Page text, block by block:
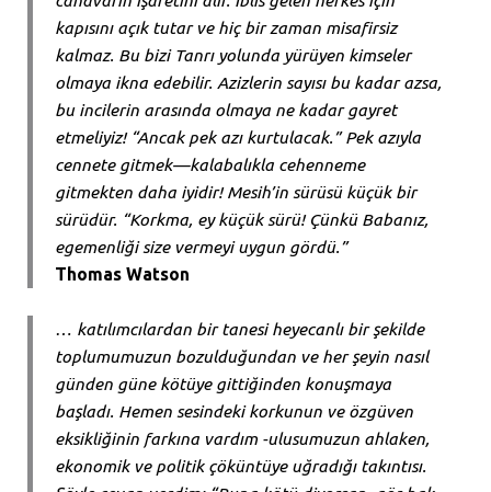
kapısını açık tutar ve hiç bir zaman misafirsiz
kalmaz. Bu bizi Tanrı yolunda yürüyen kimseler
olmaya ikna edebilir. Azizlerin sayısı bu kadar azsa,
bu incilerin arasında olmaya ne kadar gayret
etmeliyiz! “Ancak pek azı kurtulacak.” Pek azıyla
cennete gitmek—kalabalıkla cehenneme
gitmekten daha iyidir! Mesih’in sürüsü küçük bir
sürüdür. “Korkma, ey küçük sürü! Çünkü Babanız,
egemenliği size vermeyi uygun gördü.”
Thomas Watson
… katılımcılardan bir tanesi heyecanlı bir şekilde
toplumumuzun bozulduğundan ve her şeyin nasıl
günden güne kötüye gittiğinden konuşmaya
başladı. Hemen sesindeki korkunun ve özgüven
eksikliğinin farkına vardım -ulusumuzun ahlaken,
ekonomik ve politik çöküntüye uğradığı takıntısı.